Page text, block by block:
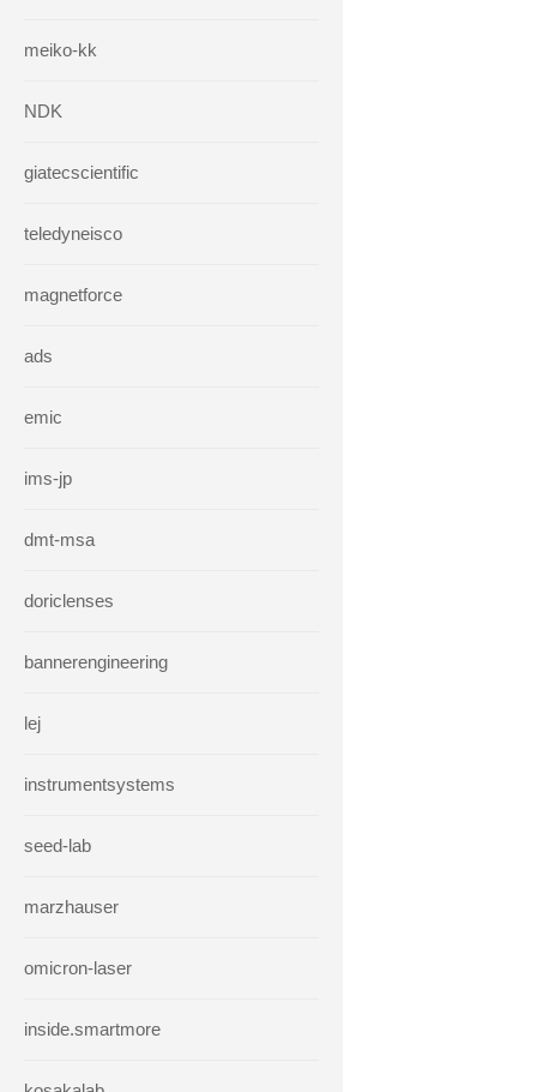
meiko-kk
NDK
giatecscientific
teledyneisco
magnetforce
ads
emic
ims-jp
dmt-msa
doriclenses
bannerengineering
lej
instrumentsystems
seed-lab
marzhauser
omicron-laser
inside.smartmore